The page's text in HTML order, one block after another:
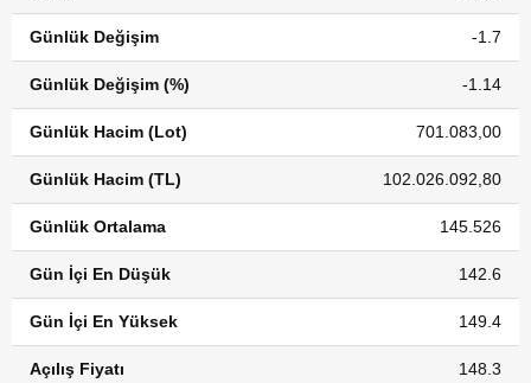
Günlük Değişim -1.7
Günlük Değişim (%) -1.14
Günlük Hacim (Lot) 701.083,00
Günlük Hacim (TL) 102.026.092,80
Günlük Ortalama 145.526
Gün İçi En Düşük 142.6
Gün İçi En Yüksek 149.4
Açılış Fiyatı 148.3